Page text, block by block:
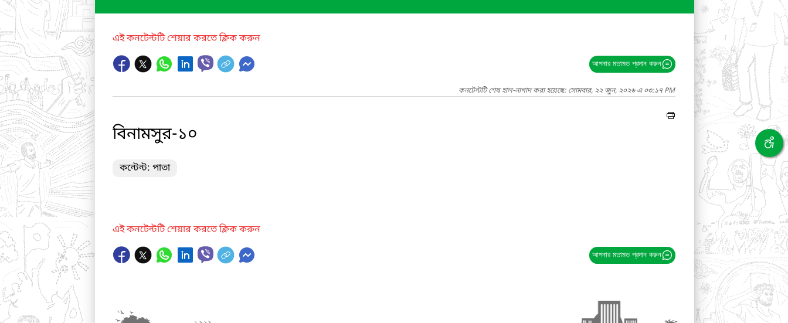
এই কনটেন্টটি শেয়ার করতে ক্লিক করুন
আপনার মতামত প্রদান করুন
কনটেন্টটি শেষ হাল-নাগাদ করা হয়েছে: সোমবার, ২২ জুন, ২০২৬ এ ০৩:১৭ PM
বিনামসুর-১০
কন্টেন্ট: পাতা
এই কনটেন্টটি শেয়ার করতে ক্লিক করুন
আপনার মতামত প্রদান করুন